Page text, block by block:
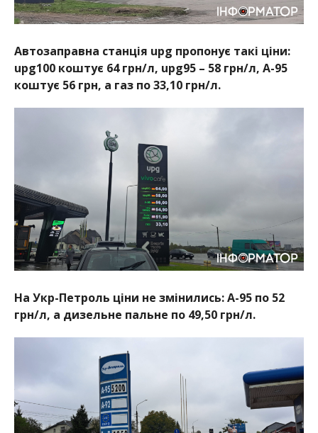
Автозаправна станція upg пропонує такі ціни:
upg100 коштує 64 грн/л, upg95 – 58 грн/л, А-95
коштує 56 грн, а газ по 33,10 грн/л.
На Укр-Петроль ціни не змінились: А-95 по 52
грн/л, а дизельне пальне по 49,50 грн/л.